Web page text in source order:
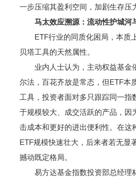
一步压缩其盈利空间，加剧生存压
马太效应溯源：流动性护城河
ETF行业的同质化困局，本质
贝塔工具的天然属性。
业内人士认为，主动权益基金
尔法，百花齐放是常态，但ETF本
工具，投资者面对多只跟踪同一指
于规模较大、成交活跃的产品，因
击成本和更好的进出便利性。在这
ETF规模快速壮大，后来者若无显
撼动既定格局。
易方达基金指数投资部总经理